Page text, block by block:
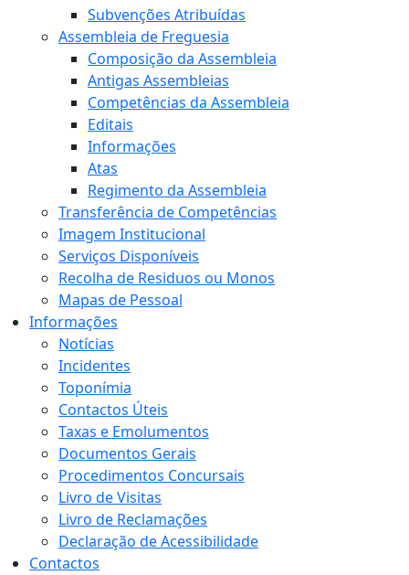
Subvenções Atribuídas
Assembleia de Freguesia
Composição da Assembleia
Antigas Assembleias
Competências da Assembleia
Editais
Informações
Atas
Regimento da Assembleia
Transferência de Competências
Imagem Institucional
Serviços Disponíveis
Recolha de Residuos ou Monos
Mapas de Pessoal
Informações
Notícias
Incidentes
Toponímia
Contactos Úteis
Taxas e Emolumentos
Documentos Gerais
Procedimentos Concursais
Livro de Visitas
Livro de Reclamações
Declaração de Acessibilidade
Contactos